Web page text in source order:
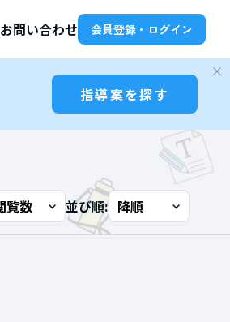
お問い合わせ 会員登録・ログイン
指導案を探す
並び順: